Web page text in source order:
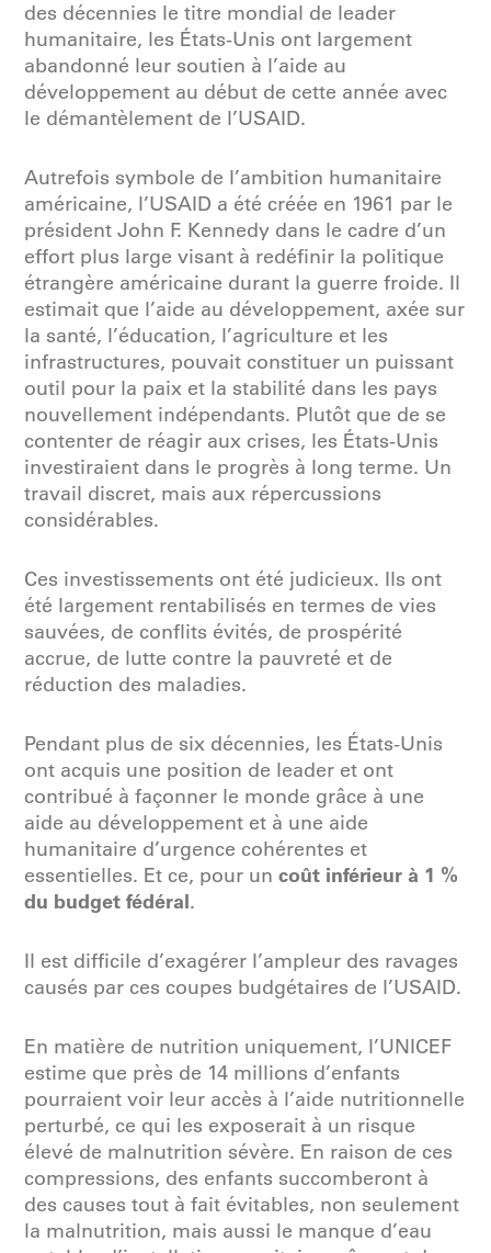
des décennies le titre mondial de leader
humanitaire, les États-Unis ont largement
abandonné leur soutien à l’aide au
développement au début de cette année avec
le démantèlement de l’USAID.
Autrefois symbole de l’ambition humanitaire
américaine, l’USAID a été créée en 1961 par le
président John F. Kennedy dans le cadre d’un
effort plus large visant à redéfinir la politique
étrangère américaine durant la guerre froide. Il
estimait que l’aide au développement, axée sur
la santé, l’éducation, l’agriculture et les
infrastructures, pouvait constituer un puissant
outil pour la paix et la stabilité dans les pays
nouvellement indépendants. Plutôt que de se
contenter de réagir aux crises, les États-Unis
investiraient dans le progrès à long terme. Un
travail discret, mais aux répercussions
considérables.
Ces investissements ont été judicieux. Ils ont
été largement rentabilisés en termes de vies
sauvées, de conflits évités, de prospérité
accrue, de lutte contre la pauvreté et de
réduction des maladies.
Pendant plus de six décennies, les États-Unis
ont acquis une position de leader et ont
contribué à façonner le monde grâce à une
aide au développement et à une aide
humanitaire d’urgence cohérentes et
essentielles. Et ce, pour uncoût inférieur à 1 %
du budget fédéral.
Il est difficile d’exagérer l’ampleur des ravages
causés par ces coupes budgétaires de l’USAID.
En matière de nutrition uniquement, l’UNICEF
estime que près de 14 millions d’enfants
pourraient voir leur accès à l’aide nutritionnelle
perturbé, ce qui les exposerait à un risque
élevé de malnutrition sévère. En raison de ces
compressions, des enfants succomberont à
des causes tout à fait évitables, non seulement
la malnutrition, mais aussi le manque d’eau